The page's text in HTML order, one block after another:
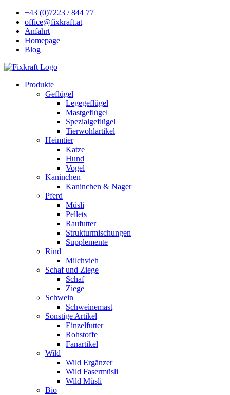
+43 (0)7223 / 844 77
office@fixkraft.at
Anfahrt
Homepage
Blog
Produkte
Geflügel
Legegeflügel
Mastgeflügel
Spezialgeflügel
Tierwohlartikel
Heimtier
Katze
Hund
Vogel
Kaninchen
Kaninchen & Nager
Pferd
Müsli
Pellets
Raufutter
Strukturmischungen
Supplemente
Rind
Milchvieh
Schaf und Ziege
Schaf
Ziege
Schwein
Schweinemast
Sonstige Artikel
Einzelfutter
Rohstoffe
Fanartikel
Wild
Wild Ergänzer
Wild Fasermüsli
Wild Müsli
Bio